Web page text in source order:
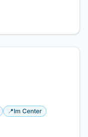
📍Im Center